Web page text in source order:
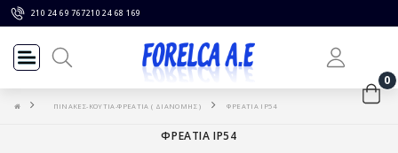
210 24 69 767210 24 68 169
0
ΠΙΝΑΚΕΣ-ΚΟΥΤΙΑ-ΦΡΕΑΤΙΑ ( ΔΙΑΝΟΜΗΣ ) ΦΡΕΑΤΙΑ IP54
ΦΡΕΑΤΙΑ IP54